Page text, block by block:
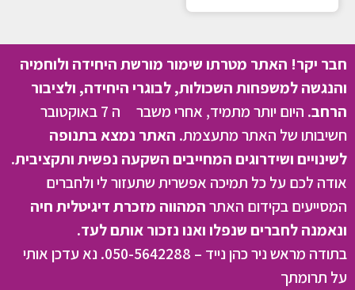
חבר יקר! האתר מטרתו שימור מורשת היחידה ולוחמיה
והנגשה למשפחות השכולות, לבוגרי היחידה, ולציבור
הרחב.
היום יותר מתמיד, אחרי משבר ה 7 באוקטובר
חשיבותו של האתר מתעצמת. האתר נמצא בתנופה
לשינויים ושידרוגים המחייבים השקעה נפשית ותקציבית.
אודה לכם על כל תמיכה אפשרית שתעזור לי ולחברים
המסייעים בקידום האתרהמהווה מזכרת דיגיטלית חיה
ונאמנה לחברים שנפלו ואנו נזכור אותם לעד.
בתודה מראש ניר כהן נייד – 050-5642288. נא עדכן אותי
על תרומתך